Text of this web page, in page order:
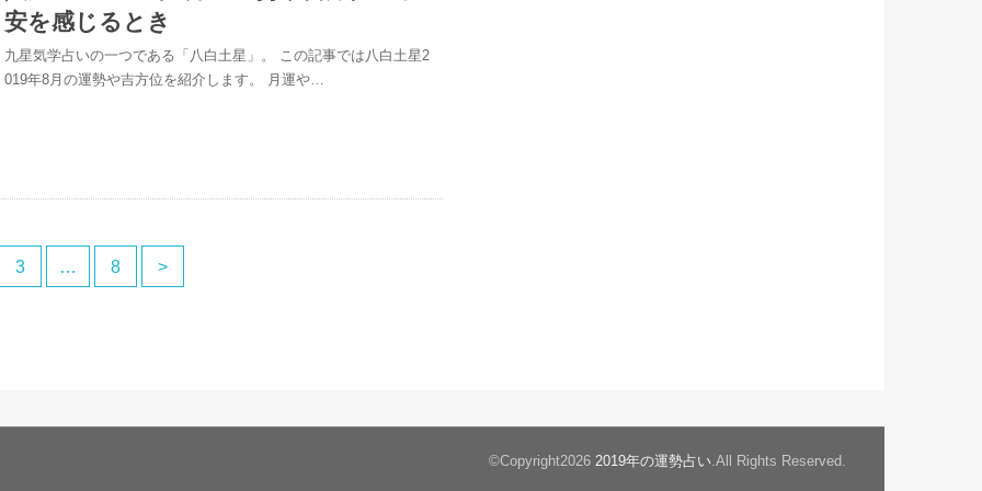
安を感じるとき
九星気学占いの一つである「八白土星」。 この記事では八白土星2
019年8月の運勢や吉方位を紹介します。 月運や…
3 … 8 >
©Copyright2026 2019年の運勢占い.All Rights Reserved.